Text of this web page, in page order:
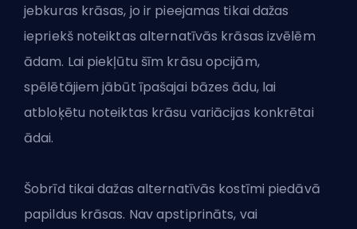
jebkuras krāsas, jo ir pieejamas tikai dažas
iepriekš noteiktas alternatīvās krāsas izvēlēm
ādam. Lai piekļūtu šīm krāsu opcijām,
spēlētājiem jābūt īpašajai bāzes ādu, lai
atbloķētu noteiktas krāsu variācijas konkrētai
ādai.
Šobrīd tikai dažas alternatīvās kostīmi piedāvā
papildus krāsas. Nav apstiprināts, vai